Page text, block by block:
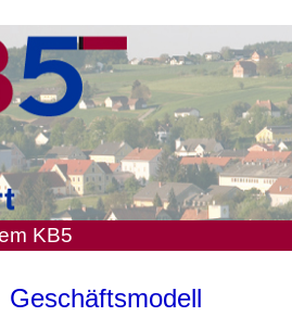
KB5
Geschäftsmodell